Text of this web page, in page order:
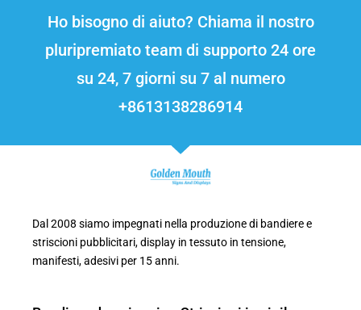
Ho bisogno di aiuto? Chiama il nostro
pluripremiato team di supporto 24 ore
su 24, 7 giorni su 7 al numero
+8613138286914
Dal 2008 siamo impegnati nella produzione di bandiere e
striscioni pubblicitari, display in tessuto in tensione,
manifesti, adesivi per 15 anni.